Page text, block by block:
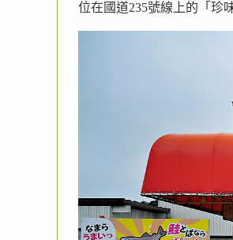
位在國道235號線上的「珍